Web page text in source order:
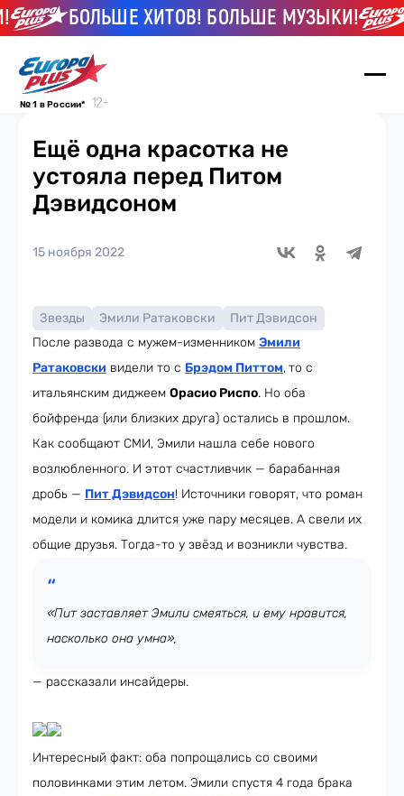
БОЛЬШЕ ХИТОВ! БОЛЬШЕ МУЗЫКИ!
№ 1 в России*
Ещё одна красотка не
устояла перед Питом
Дэвидсоном
15 ноября 2022
Звезды Эмили Ратаковски
Пит Дэвидсон
После развода с мужем-изменником Эмили
Ратаковски видели то с Брэдом Питтом,то с
итальянским диджеем Орасио Риспо. Но оба
бойфренда (или близких друга) остались в прошлом.
Как сообщают СМИ, Эмили нашла себе нового
возлюбленного. И этот счастливчик — барабанная
дробь — Пит Дэвидсон! Источники говорят, что роман
модели и комика длится уже пару месяцев. А свели их
общие друзья. Тогда-то у звёзд и возникли чувства.
«Пит заставляет Эмили смеяться, и ему нравится,
насколько она умна»,
— рассказали инсайдеры.
Интересный факт: оба попрощались со своими
половинками этим летом. Эмили спустя 4 года брака